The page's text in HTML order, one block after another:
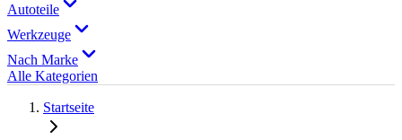
Autoteile
Werkzeuge
Nach Marke
Alle Kategorien
Startseite